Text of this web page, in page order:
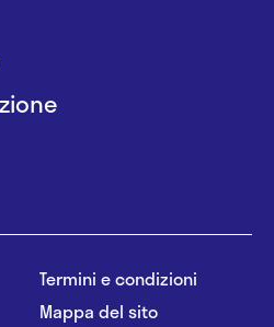
Termini e condizioni
Mappa del sito